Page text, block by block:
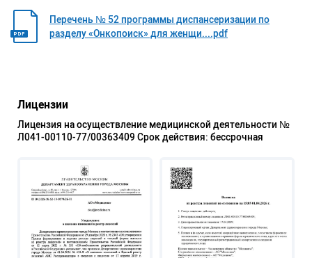
Перечень № 52 программы диспансеризации по
разделу «Онкопоиск» для женщи....pdf
Лицензии
Лицензия на осуществление медицинской деятельности №
Л041-00110-77/00363409 Срок действия: бессрочная